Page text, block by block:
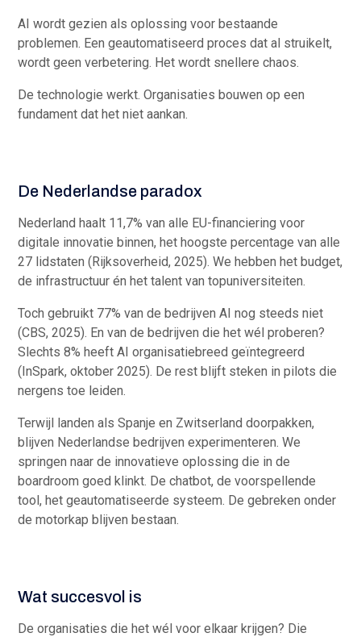
AI wordt gezien als oplossing voor bestaande
problemen. Een geautomatiseerd proces dat al struikelt,
wordt geen verbetering. Het wordt snellere chaos.
De technologie werkt. Organisaties bouwen op een
fundament dat het niet aankan.
De Nederlandse paradox
Nederland haalt 11,7% van alle EU-financiering voor
digitale innovatie binnen, het hoogste percentage van alle
27 lidstaten (Rijksoverheid, 2025). We hebben het budget,
de infrastructuur én het talent van topuniversiteiten.
Toch gebruikt 77% van de bedrijven AI nog steeds niet
(CBS, 2025). En van de bedrijven die het wél proberen?
Slechts 8% heeft AI organisatiebreed geïntegreerd
(InSpark, oktober 2025). De rest blijft steken in pilots die
nergens toe leiden.
Terwijl landen als Spanje en Zwitserland doorpakken,
blijven Nederlandse bedrijven experimenteren. We
springen naar de innovatieve oplossing die in de
boardroom goed klinkt. De chatbot, de voorspellende
tool, het geautomatiseerde systeem. De gebreken onder
de motorkap blijven bestaan.
Wat succesvol is
De organisaties die het wél voor elkaar krijgen? Die